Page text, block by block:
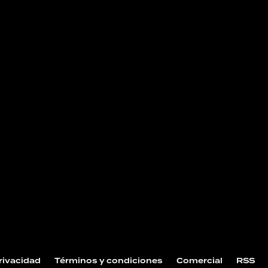
Términos y condiciones Comercial RSS